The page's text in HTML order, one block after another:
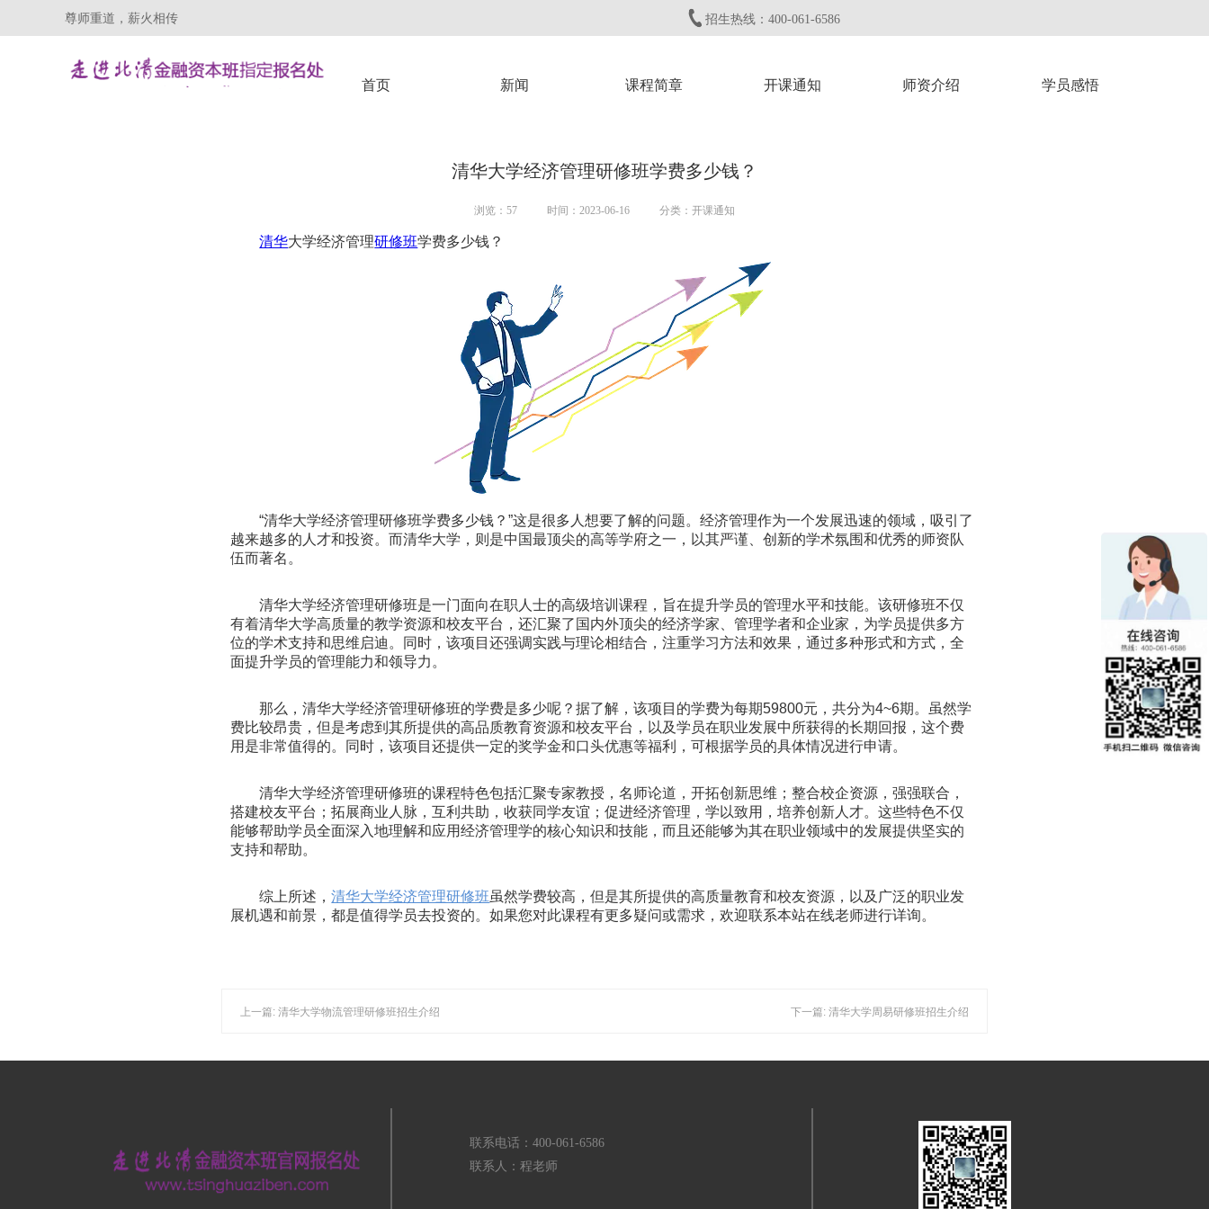
尊师重道，薪火相传 招生热线：400-061-6586
首页 新闻 课程简章 开课通知 师资介绍 学员感悟
清华大学经济管理研修班学费多少钱？
浏览： 57 时间：2023-06-16 分类：开课通知
清华大学经济管理研修班学费多少钱？
“清华大学经济管理研修班学费多少钱？”这是很多人想要了解的问题。经济管理作为一个发展迅速的领域，吸引了
越来越多的人才和投资。而清华大学，则是中国最顶尖的高等学府之一，以其严谨、创新的学术氛围和优秀的师资队
伍而著名。
清华大学经济管理研修班是一门面向在职人士的高级培训课程，旨在提升学员的管理水平和技能。该研修班不仅
有着清华大学高质量的教学资源和校友平台，还汇聚了国内外顶尖的经济学家、管理学者和企业家，为学员提供多方
位的学术支持和思维启迪。同时，该项目还强调实践与理论相结合，注重学习方法和效果，通过多种形式和方式，全
面提升学员的管理能力和领导力。
那么，清华大学经济管理研修班的学费是多少呢？据了解，该项目的学费为每期59800元，共分为4~6期。虽然学
费比较昂贵，但是考虑到其所提供的高品质教育资源和校友平台，以及学员在职业发展中所获得的长期回报，这个费
用是非常值得的。同时，该项目还提供一定的奖学金和口头优惠等福利，可根据学员的具体情况进行申请。
清华大学经济管理研修班的课程特色包括汇聚专家教授，名师论道，开拓创新思维；整合校企资源，强强联合，
搭建校友平台；拓展商业人脉，互利共助，收获同学友谊；促进经济管理，学以致用，培养创新人才。这些特色不仅
能够帮助学员全面深入地理解和应用经济管理学的核心知识和技能，而且还能够为其在职业领域中的发展提供坚实的
支持和帮助。
综上所述，清华大学经济管理研修班虽然学费较高，但是其所提供的高质量教育和校友资源，以及广泛的职业发
展机遇和前景，都是值得学员去投资的。如果您对此课程有更多疑问或需求，欢迎联系本站在线老师进行详询。
上一篇: 清华大学物流管理研修班招生介绍 下一篇: 清华大学周易研修班招生介绍
联系电话：400-061-6586
联系人：程老师